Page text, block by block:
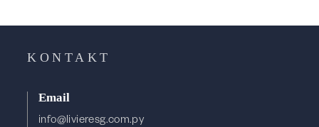
KONTAKT
Email
info@livieresg.com.py